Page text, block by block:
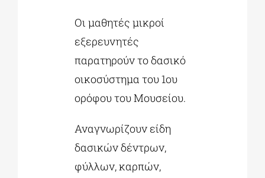
Οι μαθητές μικροί
εξερευνητές
παρατηρούν το δασικό
οικοσύστημα του 1ου
ορόφου του Μουσείου.
Αναγνωρίζουν είδη
δασικών δέντρων,
φύλλων, καρπών,